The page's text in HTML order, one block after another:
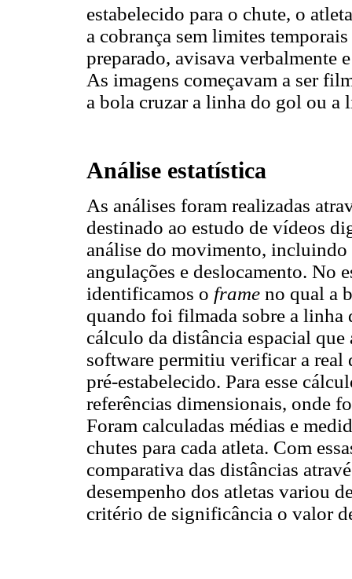
estabelecido para o chute, o
a cobrança sem limites
preparado, avisava verbalmente
As imagens começavam a ser
a bola cruzar a linha do gol ou a
Análise estatística
As análises foram realizadas
destinado ao estudo de vídeos
análise do movimento, incluindo
angulações e deslocamento. No
identificamos o frame no qual a
quando foi filmada sobre a
cálculo da distância espacial
software permitiu verificar a real
pré-estabelecido. Para esse
referências dimensionais, onde
Foram calculadas médias e
chutes para cada atleta. Com
comparativa das distâncias
desempenho dos atletas variou
critério de significância o valor